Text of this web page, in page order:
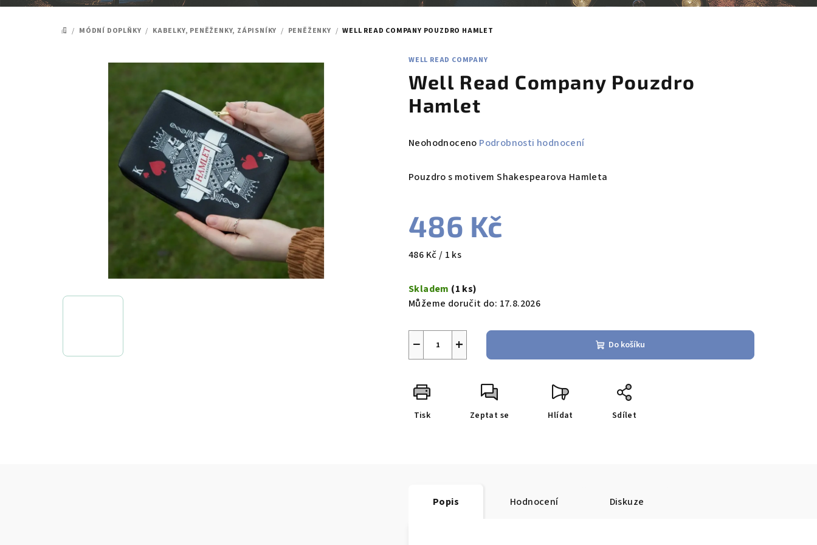
DOMŮ
/ MÓDNÍ DOPLŇKY / KABELKY, PENĚŽENKY, ZÁPISNÍKY / PENĚŽENKY / WELL READ COMPANY POUZDRO HAMLET
WELL READ COMPANY
Well Read Company Pouzdro
Hamlet
Průměrné
produktu
5
Neohodnoceno Podrobnosti hodnocení
Pouzdro s motivem Shakespearova Hamleta
486 Kč
Měrná
486 Kč / 1 ks
Skladem (1 ks)
Můžeme doručit do: 17.8.2026
+
− Do košíku
Tisk Zeptat se Hlídat Sdílet
Popis Hodnocení Diskuze